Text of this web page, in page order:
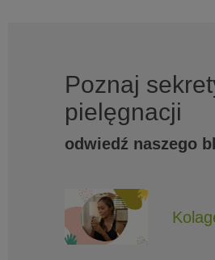
Poznaj
pielęgnacji
odwiedź naszego